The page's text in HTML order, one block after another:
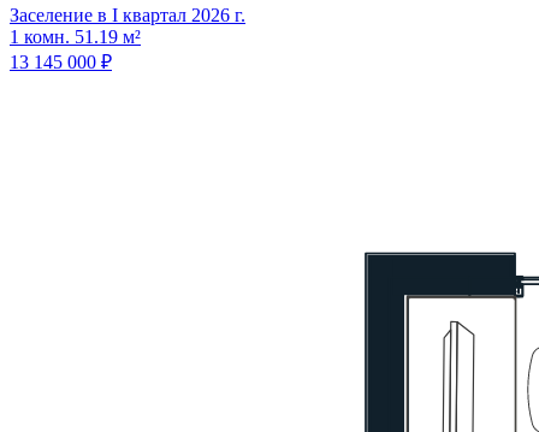
Заселение в I квартал 2026 г.
1 комн. 51.19 м²
13 145 000 ₽